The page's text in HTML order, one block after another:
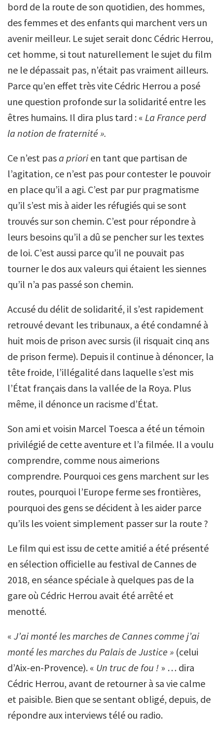
bord de la route de son quotidien, des hommes,
des femmes et des enfants qui marchent vers un
avenir meilleur. Le sujet serait donc Cédric Herrou,
cet homme, si tout naturellement le sujet du film
ne le dépassait pas, n’était pas vraiment ailleurs.
Parce qu’en effet très vite Cédric Herrou a posé
une question profonde sur la solidarité entre les
êtres humains. Il dira plus tard : « La France perd
la notion de fraternité ».
Ce n’est pasa priori en tant que partisan de
l’agitation, ce n’est pas pour contester le pouvoir
en place qu’il a agi. C’est par pur pragmatisme
qu’il s’est mis à aider les réfugiés qui se sont
trouvés sur son chemin. C’est pour répondre à
leurs besoins qu’il a dû se pencher sur les textes
de loi. C’est aussi parce qu’il ne pouvait pas
tourner le dos aux valeurs qui étaient les siennes
qu’il n’a pas passé son chemin.
Accusé du délit de solidarité, il s’est rapidement
retrouvé devant les tribunaux, a été condamné à
huit mois de prison avec sursis (il risquait cinq ans
de prison ferme). Depuis il continue à dénoncer, la
tête froide, l’illégalité dans laquelle s’est mis
l’État français dans la vallée de la Roya. Plus
même, il dénonce un racisme d’État.
Son ami et voisin Marcel Toesca a été un témoin
privilégié de cette aventure et l’a filmée. Il a voulu
comprendre, comme nous aimerions
comprendre. Pourquoi ces gens marchent sur les
routes, pourquoi l’Europe ferme ses frontières,
pourquoi des gens se décident à les aider parce
qu’ils les voient simplement passer sur la route ?
Le film qui est issu de cette amitié a été présenté
en sélection officielle au festival de Cannes de
2018, en séance spéciale à quelques pas de la
gare où Cédric Herrou avait été arrêté et
menotté.
« J’ai monté les marches de Cannes comme j’ai
monté les marches du Palais de Justice » (celui
d’Aix-en-Provence). « Un truc de fou ! » … dira
Cédric Herrou, avant de retourner à sa vie calme
et paisible. Bien que se sentant obligé, depuis, de
répondre aux interviews télé ou radio.